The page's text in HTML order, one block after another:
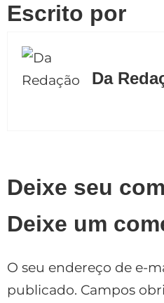
Escrito por
Da
Deixe seu
Deixe um
O seu endereço de e-
publicado. Campos